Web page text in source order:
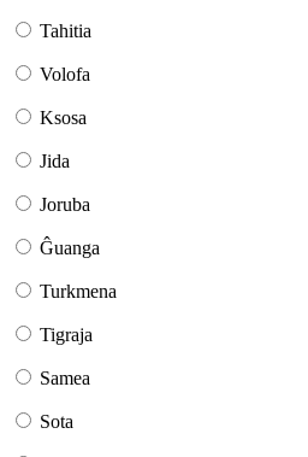
Tahitia
Volofa
Ksosa
Jida
Joruba
Ĝuanga
Turkmena
Tigraja
Samea
Sota